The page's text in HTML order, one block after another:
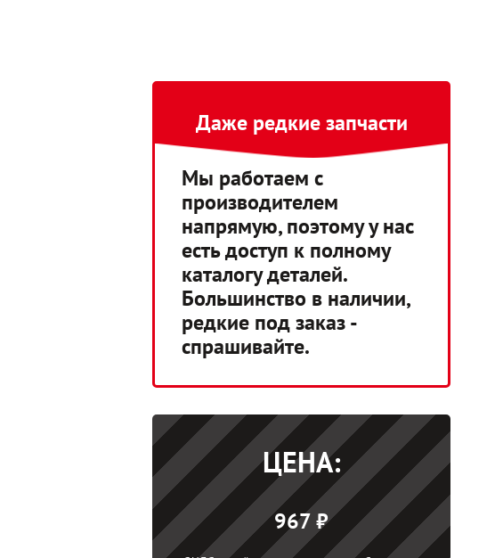
Даже редкие запчасти
Мы работаем с
производителем
напрямую, поэтому у нас
есть доступ к полному
каталогу деталей.
Большинство в наличии,
редкие под заказ -
спрашивайте.
ЦЕНА:
967 ₽